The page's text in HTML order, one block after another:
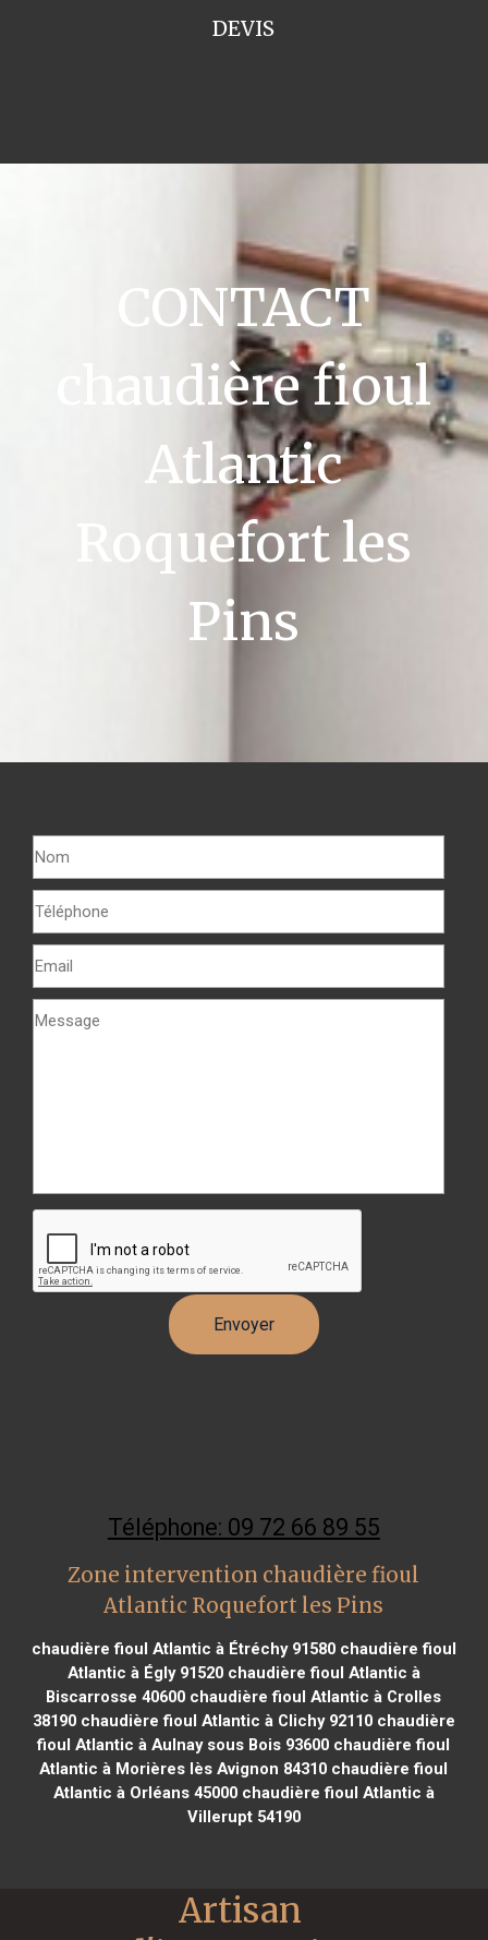
DEVIS
CONTACT
chaudière fioul
Atlantic
Roquefort les
Pins
Téléphone: 09 72 66 89 55
Zone intervention chaudière fioul
Atlantic Roquefort les Pins
chaudière fioul Atlantic à Étréchy 91580chaudière fioul
Atlantic à Égly 91520chaudière fioul Atlantic à
Biscarrosse 40600 chaudière fioul Atlantic à Crolles
38190chaudière fioul Atlantic à Clichy 92110chaudière
fioul Atlantic à Aulnay sous Bois 93600 chaudière fioul
Atlantic à Morières lès Avignon 84310 chaudière fioul
Atlantic à Orléans 45000chaudière fioul Atlantic à
Villerupt 54190
Artisan